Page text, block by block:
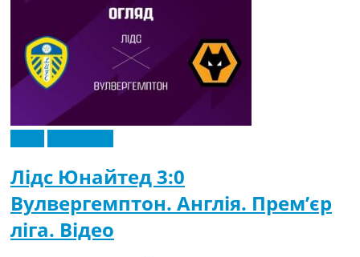
Лідс Юнайтед 3:0
Вулвергемптон. Англія. Прем’єр
ліга. Відео